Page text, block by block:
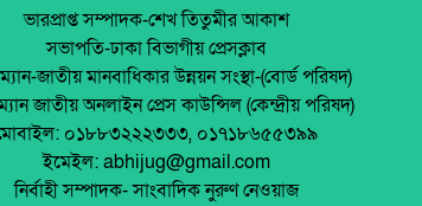
ভারপ্রাপ্ত সম্পাদক-শেখ তিতুমীর আকাশ
সভাপতি-ঢাকা বিভাগীয় প্রেসক্লাব
জাতীয় মানবাধিকার উন্নয়ন সংস্থা-(বোর্ড পরিষদ)
জাতীয় অনলাইন প্রেস কাউন্সিল (কেন্দ্রীয় পরিষদ)
০১৮৮৩২২২৩৩৩, ০১৭১৮৬৫৫৩৯৯
ইমেইল: abhijug@gmail.com
নির্বাহী সম্পাদক- সাংবাদিক নুরুণ নেওয়াজ